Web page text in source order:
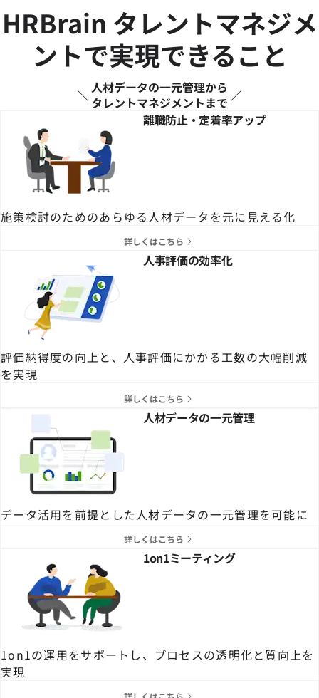
HRBrain タレントマネジメ
ントで実現できること
人材データの一元管理から
タレントマネジメントまで
離職防止・定着率アップ
施策検討のためのあらゆる人材データを元に見える化
詳しくはこちら
人事評価の効率化
評価納得度の向上と、人事評価にかかる工数の大幅削減
を実現
詳しくはこちら
人材データの一元管理
データ活用を前提とした人材データの一元管理を可能に
詳しくはこちら
1on1ミーティング
1on1の運用をサポートし、プロセスの透明化と質向上を
実現